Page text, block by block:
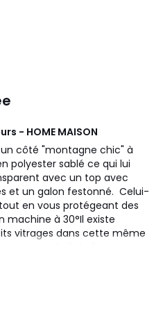
- HOME MAISON
côté "montagne chic" à
polyester sablé ce qui lui
avec un top avec
et un galon festonné. Celui-
en vous protégeant des
machine à 30°Il existe
vitrages dans cette même
: 140x240
Finition : 8 oeillets